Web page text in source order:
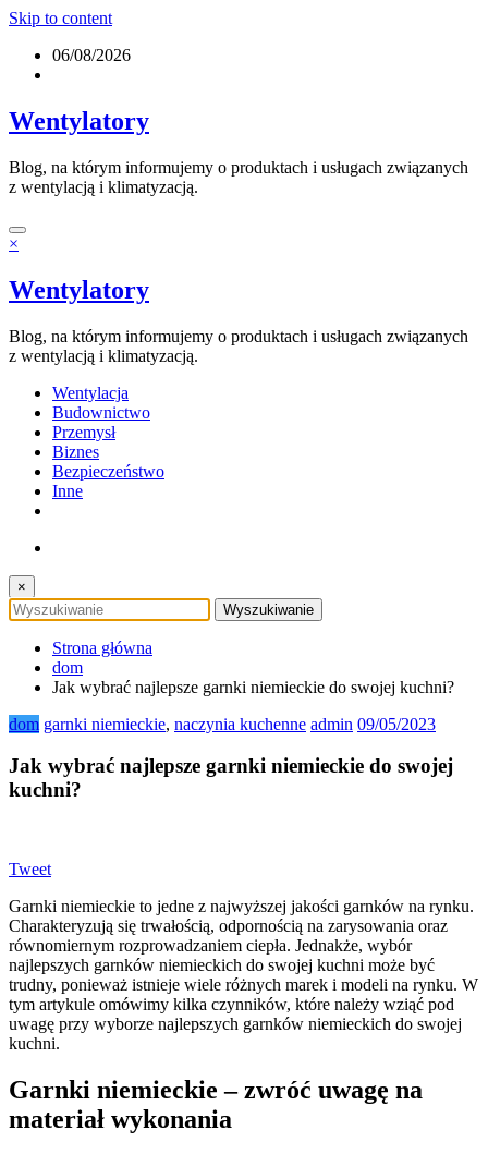
Skip to content
06/08/2026
Wentylatory
Blog, na którym informujemy o produktach i usługach związanych
z wentylacją i klimatyzacją.
×
Wentylatory
Blog, na którym informujemy o produktach i usługach związanych
z wentylacją i klimatyzacją.
Wentylacja
Budownictwo
Przemysł
Biznes
Bezpieczeństwo
Inne
×
Strona główna
dom
Jak wybrać najlepsze garnki niemieckie do swojej kuchni?
dom garnki niemieckie, naczynia kuchenne admin 09/05/2023
Jak wybrać najlepsze garnki niemieckie do swojej
kuchni?
Tweet
Garnki niemieckie to jedne z najwyższej jakości garnków na rynku.
Charakteryzują się trwałością, odpornością na zarysowania oraz
równomiernym rozprowadzaniem ciepła. Jednakże, wybór
najlepszych garnków niemieckich do swojej kuchni może być
trudny, ponieważ istnieje wiele różnych marek i modeli na rynku. W
tym artykule omówimy kilka czynników, które należy wziąć pod
uwagę przy wyborze najlepszych garnków niemieckich do swojej
kuchni.
Garnki niemieckie – zwróć uwagę na
materiał wykonania